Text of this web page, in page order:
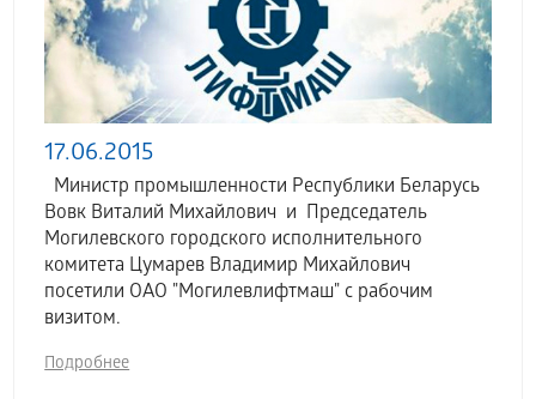
17.06.2015
Министр промышленности Республики Беларусь
Вовк Виталий Михайлович и Председатель
Могилевского городского исполнительного
комитета Цумарев Владимир Михайлович
посетили ОАО "Могилевлифтмаш" с рабочим
визитом.
Подробнее